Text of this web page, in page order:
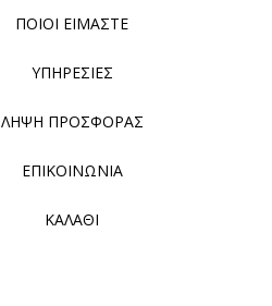
ΠΟΙΟΙ ΕΙΜΑΣΤΕ
ΥΠΗΡΕΣΙΕΣ
ΛΗΨΗ ΠΡΟΣΦΟΡΑΣ
ΕΠΙΚΟΙΝΩΝΙΑ
ΚΑΛΑΘΙ